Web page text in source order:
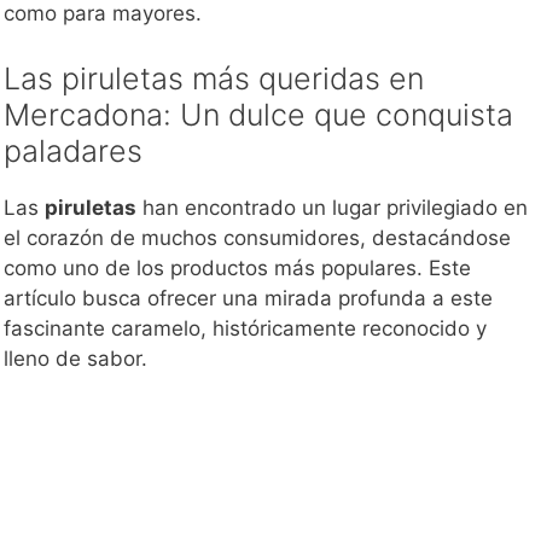
como para mayores.
Las piruletas más queridas en
Mercadona: Un dulce que conquista
paladares
Las piruletas han encontrado un lugar privilegiado en
el corazón de muchos consumidores, destacándose
como uno de los productos más populares. Este
artículo busca ofrecer una mirada profunda a este
fascinante caramelo, históricamente reconocido y
lleno de sabor.